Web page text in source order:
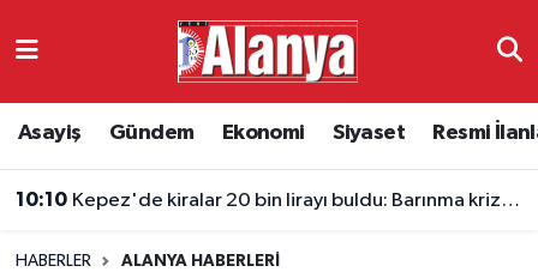
Asayiş Gündem Ekonomi Siyaset Resmi
10:10 Kepez'de kiralar 20 bin lirayı buldu: Barınma krizi uyarısı
HABERLER ALANYA HABERLERI
Ekonomi
Antalya Namaz Vakitleri